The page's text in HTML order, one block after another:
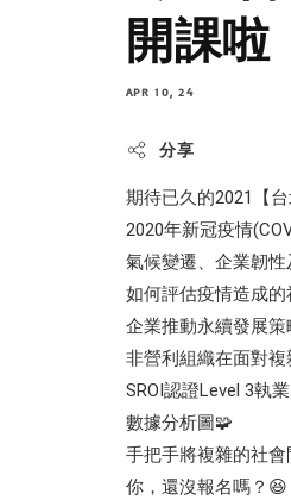
開課啦
APR 10, 24
分享
期待已久的2021【
2020年新冠疫情
氣候變遷、企業韌
如何評估疫情造成的
企業推動永續發展
非營利組織在面對
SROI認證Level 3執
數據分析圖🧩
手把手將複雜的社會
你，還沒報名嗎？😆